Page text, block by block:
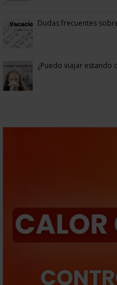
Dudas frecuentes
¿Puedo viajar estando